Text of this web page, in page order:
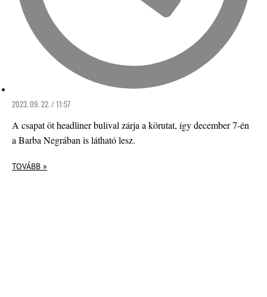
2023. 09. 22. / 11:57
A csapat öt headliner bulival zárja a körutat, így december 7-én
a Barba Negrában is látható lesz.
TOVÁBB »